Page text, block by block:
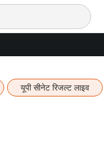
यूपी सीनेट रिजल्ट लाइव